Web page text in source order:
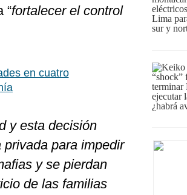
“fortalecer el control
en cuatro
y esta decisión
para impedir
y se pierdan
de las familias